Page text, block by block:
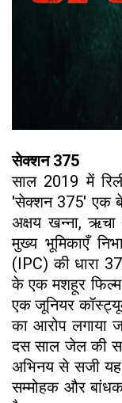
सेक्शन 375
​साल 2019 में
'सेक्शन 375' एक
अक्षय खन्ना,
मुख्य भूमिकाएँ
(IPC) की धारा
के एक मशहूर फिल्म
एक जूनियर
का आरोप लगाया
दस साल जेल की
अभिनय से सजी
सम्मोहक और